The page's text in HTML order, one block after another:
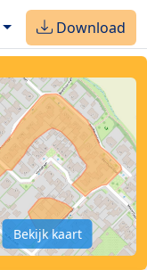
Download
Bekijk kaart